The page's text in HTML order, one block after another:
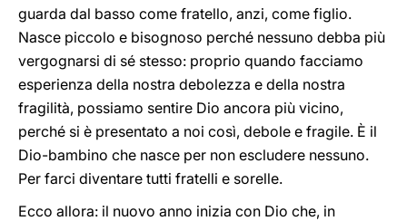
guarda dal basso come fratello, anzi, come figlio.
Nasce piccolo e bisognoso perché nessuno debba più
vergognarsi di sé stesso: proprio quando facciamo
esperienza della nostra debolezza e della nostra
fragilità, possiamo sentire Dio ancora più vicino,
perché si è presentato a noi così, debole e fragile. È il
Dio-bambino che nasce per non escludere nessuno.
Per farci diventare tutti fratelli e sorelle.
Ecco allora: il nuovo anno inizia con Dio che, in